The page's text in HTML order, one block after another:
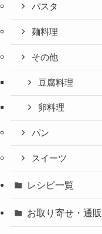
パスタ
麺料理
その他
豆腐料理
卵料理
パン
スイーツ
レシピ一覧
お取り寄せ・通販